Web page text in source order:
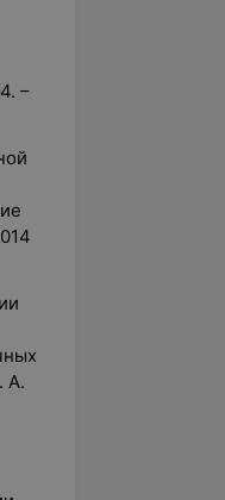
–
А.